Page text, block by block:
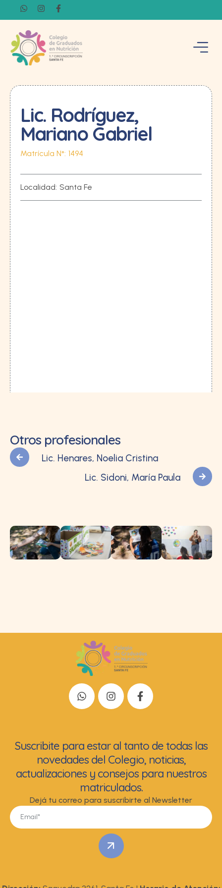
Lic. Rodríguez,
Mariano Gabriel
Matrícula N°: 1494
Localidad: Santa Fe
Otros profesionales
Lic. Henares, Noelia Cristina
Lic. Sidoni, María Paula
Suscribite para estar al tanto de todas las
novedades del Colegio, noticias,
actualizaciones y consejos para nuestros
matriculados.
Dejá tu correo para suscribirte al Newsletter